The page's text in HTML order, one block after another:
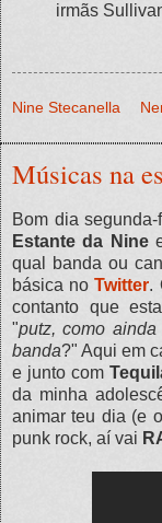
irmãs
Nine Stecanella
Músicas na
Bom dia
Estante da Ninee
qual banda ou
básica noTwitter.
contanto que
"putz, como
banda?" Aqui em
e junto com
da minha
animar teu dia (e
punk rock, aí vai